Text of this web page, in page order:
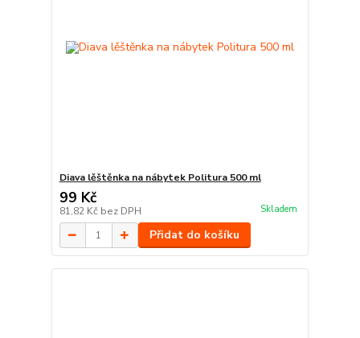
Diava lěštěnka na nábytek Politura 500 ml
99 Kč
81,82 Kč bez DPH Skladem
Přidat do košíku